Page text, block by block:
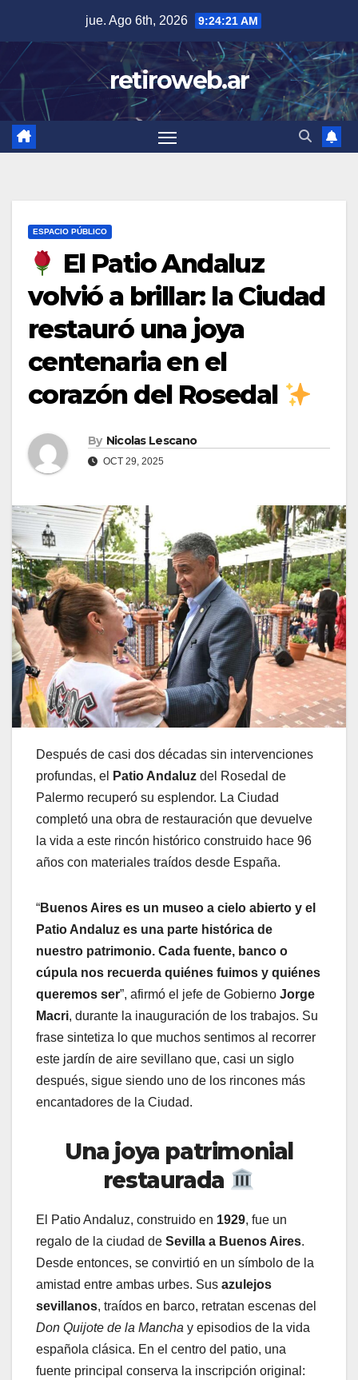
content
jue. Ago 6th, 2026 9:24:22 AM
retiroweb.ar
ESPACIO PÚBLICO
El Patio Andaluz
volvió a brillar: la Ciudad
restauró una joya
centenaria en el
corazón del Rosedal
By Nicolas Lescano
OCT 29, 2025
Después de casi dos décadas sin intervenciones
profundas, el
Patio Andaluz del Rosedal de
Palermo recuperó su esplendor. La Ciudad
completó una obra de restauración que devuelve
la vida a este rincón histórico construido hace 96
años con materiales traídos desde España.
“Buenos Aires es un museo a cielo abierto y el
Patio Andaluz es una parte histórica de
nuestro patrimonio. Cada fuente, banco o
cúpula nos recuerda quiénes fuimos y quiénes
queremos ser”, afirmó el jefe de Gobierno Jorge
Macri, durante la inauguración de los trabajos. Su
frase sintetiza lo que muchos sentimos al recorrer
este jardín de aire sevillano que, casi un siglo
después, sigue siendo uno de los rincones más
encantadores de la Ciudad.
Una joya patrimonial
restaurada
El Patio Andaluz, construido en 1929, fue un
regalo de la ciudad de Sevilla a Buenos Aires.
Desde entonces, se convirtió en un símbolo de la
amistad entre ambas urbes. Sus azulejos
sevillanos, traídos en barco, retratan escenas del
Don Quijote de la Mancha y episodios de la vida
española clásica. En el centro del patio, una
fuente principal conserva la inscripción original: